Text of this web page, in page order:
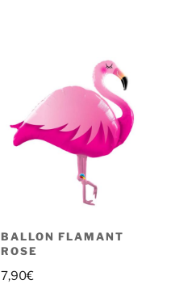
BALLON FLAMANT
ROSE
7,90€